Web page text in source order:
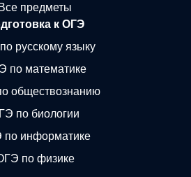
Все предметы
к ОГЭ
русскому языку
по математике
обществознанию
по биологии
информатике
по физике